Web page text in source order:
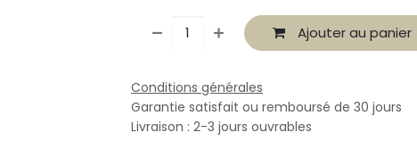
Ajouter au panier
Conditions générales
Garantie satisfait ou remboursé de 30 jours
Livraison : 2-3 jours ouvrables